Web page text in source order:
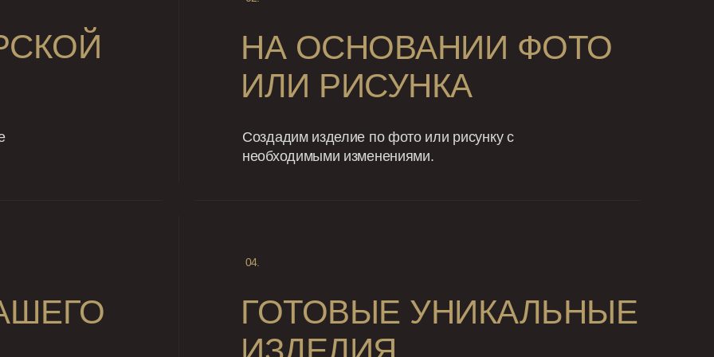
Создадим изделие по фото или рисунку с
необходимыми изменениями.
НА ОСНОВАНИИ ФОТО
ИЛИ РИСУНКА
ГОТОВЫЕ УНИКАЛЬНЫЕ
04.